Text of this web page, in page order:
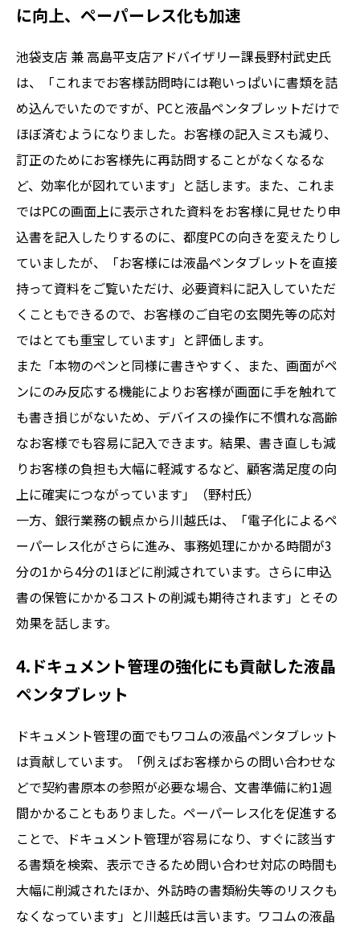
に向上、ペーパーレス化も加速
池袋支店 兼 高島平支店アドバイザリー課長野村武史氏
は、「これまでお客様訪問時には鞄いっぱいに書類を詰
め込んでいたのですが、PCと液晶ペンタブレットだけで
ほぼ済むようになりました。お客様の記入ミスも減り、
訂正のためにお客様先に再訪問することがなくなるな
ど、効率化が図れています」と話します。また、これま
ではPCの画面上に表示された資料をお客様に見せたり申
込書を記入したりするのに、都度PCの向きを変えたりし
ていましたが、「お客様には液晶ペンタブレットを直接
持って資料をご覧いただけ、必要資料に記入していただ
くこともできるので、お客様のご自宅の玄関先等の応対
ではとても重宝しています」と評価します。
また「本物のペンと同様に書きやすく、また、画面がペ
ンにのみ反応する機能によりお客様が画面に手を触れて
も書き損じがないため、デバイスの操作に不慣れな高齢
なお客様でも容易に記入できます。結果、書き直しも減
りお客様の負担も大幅に軽減するなど、顧客満足度の向
上に確実につながっています」（野村氏）
一方、銀行業務の観点から川越氏は、「電子化によるペ
ーパーレス化がさらに進み、事務処理にかかる時間が3
分の1から4分の1ほどに削減されています。さらに申込
書の保管にかかるコストの削減も期待されます」とその
効果を話します。
4.ドキュメント管理の強化にも貢献した液晶
ペンタブレット
ドキュメント管理の面でもワコムの液晶ペンタブレット
は貢献しています。「例えばお客様からの問い合わせな
どで契約書原本の参照が必要な場合、文書準備に約1週
間かかることもありました。ペーパーレス化を促進する
ことで、ドキュメント管理が容易になり、すぐに該当す
る書類を検索、表示できるため問い合わせ対応の時間も
大幅に削減されたほか、外訪時の書類紛失等のリスクも
なくなっています」と川越氏は言います。ワコムの液晶